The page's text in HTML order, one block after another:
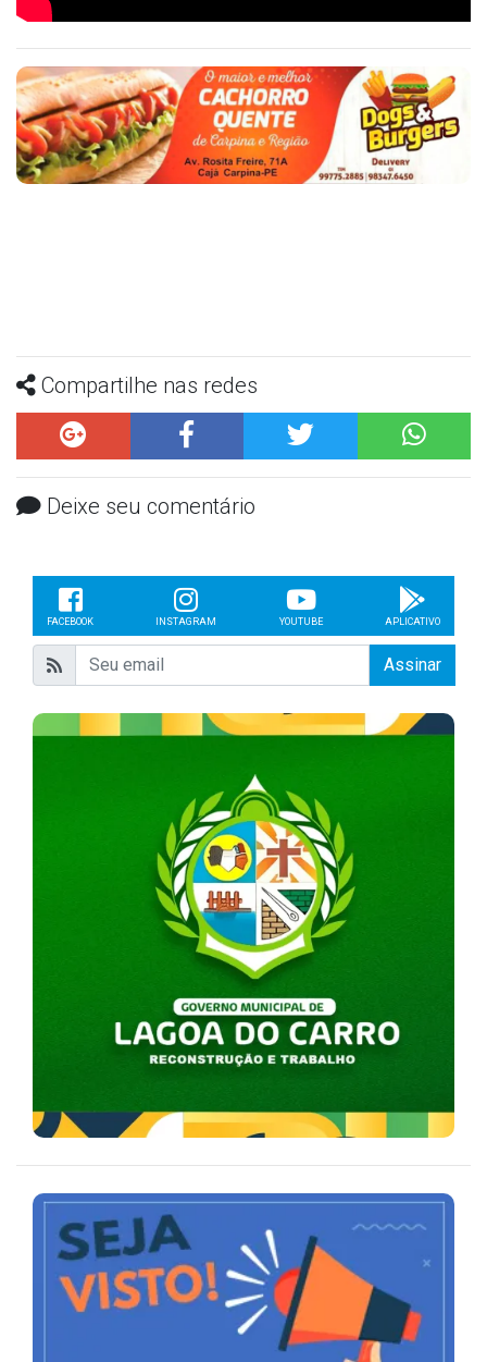
Compartilhe nas redes
Deixe seu comentário
FACEBOOK INSTAGRAM YOUTUBE APLICATIVO
Assinar